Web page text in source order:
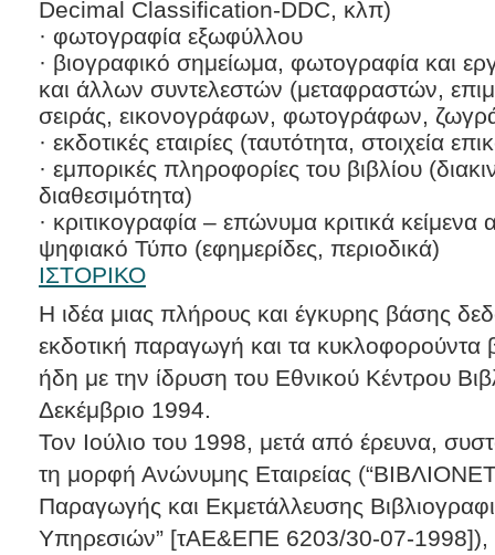
Decimal Classification-DDC, κλπ)
· φωτογραφία εξωφύλλου
· βιογραφικό σημείωμα, φωτογραφία και
και άλλων συντελεστών (μεταφραστών,
σειράς, εικονογράφων, φωτογράφων,
· εκδοτικές εταιρίες (ταυτότητα, στοιχεία
· εμπορικές πληροφορίες του βιβλίου
διαθεσιμότητα)
· κριτικογραφία – επώνυμα κριτικά
ψηφιακό Τύπο (εφημερίδες, περιοδικά)
ΙΣΤΟΡΙΚΟ
Η ιδέα μιας πλήρους και έγκυρης βάσης
εκδοτική παραγωγή και τα κυκλοφορούντα
ήδη με την ίδρυση του Εθνικού Κέντρου
Δεκέμβριο 1994.
Τον Ιούλιο του 1998, μετά από έρευνα,
τη μορφή Ανώνυμης Εταιρείας
Παραγωγής και Εκμετάλλευσης
Υπηρεσιών” [τΑΕ&ΕΠΕ 6203/30-07-1998]),